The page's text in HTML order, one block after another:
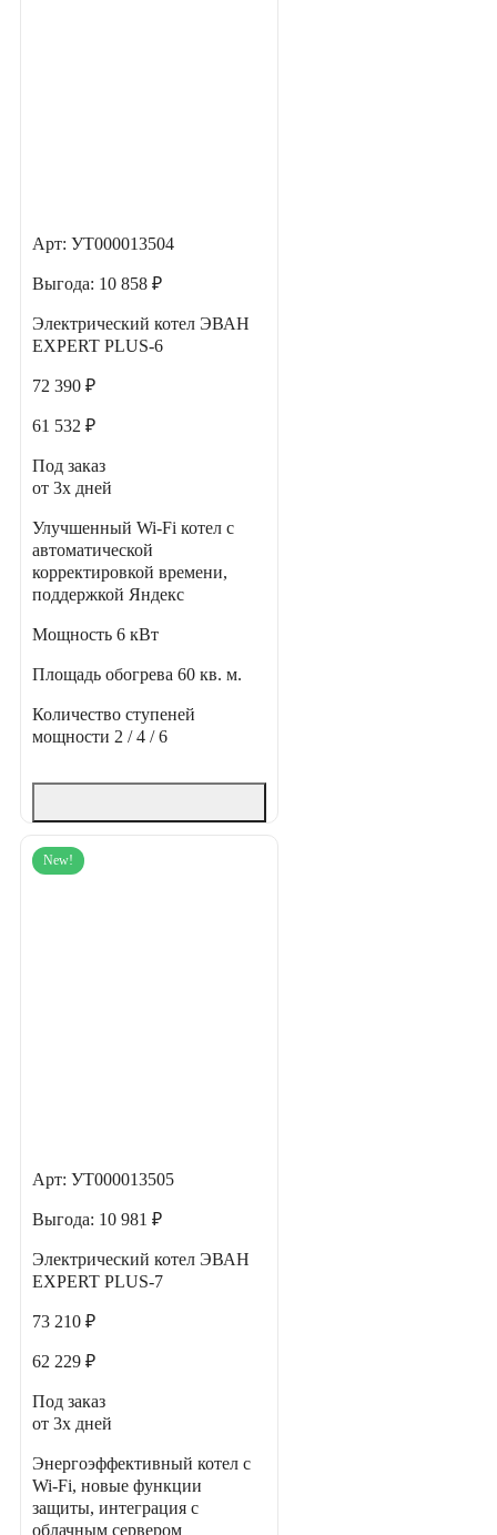
Арт: УТ000013504
Выгода: 10 858 ₽
Электрический котел ЭВАН
EXPERT PLUS-6
72 390 ₽
61 532 ₽
Под заказ
от 3х дней
Улучшенный Wi-Fi котел с
автоматической
корректировкой времени,
поддержкой Яндекс
Мощность 6 кВт
Площадь обогрева 60 кв. м.
Количество ступеней
мощности 2 / 4 / 6
New!
Арт: УТ000013505
Выгода: 10 981 ₽
Электрический котел ЭВАН
EXPERT PLUS-7
73 210 ₽
62 229 ₽
Под заказ
от 3х дней
Энергоэффективный котел с
Wi-Fi, новые функции
защиты, интеграция с
облачным сервером